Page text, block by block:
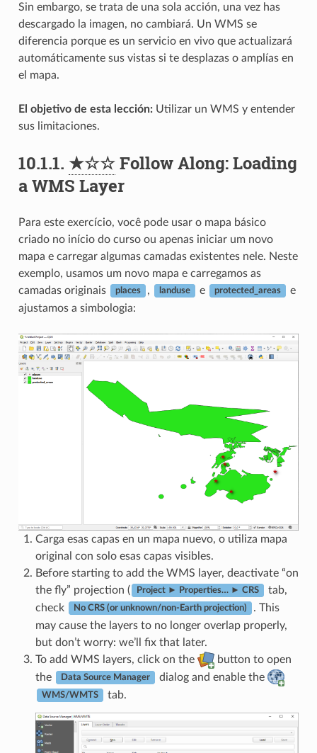
Sin embargo, se trata de una sola acción, una vez has
descargado la imagen, no cambiará. Un WMS se
diferencia porque es un servicio en vivo que actualizará
automáticamente sus vistas si te desplazas o amplías en
el mapa.
El objetivo de esta lección:Utilizar un WMS y entender
sus limitaciones.
10.1.1. ★☆☆Follow Along: Loading
a WMS Layer
Para este exercício, você pode usar o mapa básico
criado no início do curso ou apenas iniciar um novo
mapa e carregar algumas camadas existentes nele. Neste
exemplo, usamos um novo mapa e carregamos as
camadas originais
places , landuse e protected_areas
e
ajustamos a simbologia:
Carga esas capas en un mapa nuevo, o utiliza mapa
original con solo esas capas visibles.
Before starting to add the WMS layer, deactivate “on
the fly” projection (
Project ► Properties… ► CRS
tab,
check
No CRS (or unknown/non-Earth projection)
. This
may cause the layers to no longer overlap properly,
but don’t worry: we’ll fix that later.
To add WMS layers, click on the
button to open
the
Data Source Manager dialog and enable the
WMS/WMTS tab.